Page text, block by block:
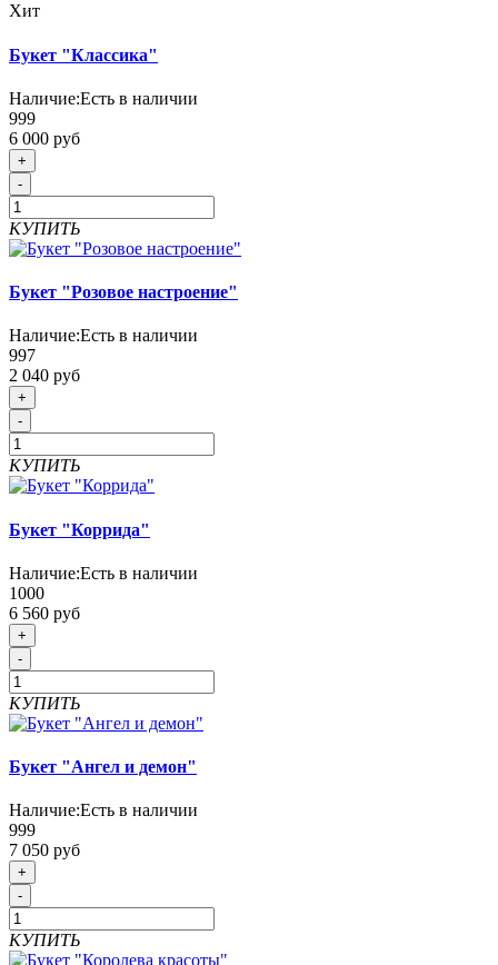
Хит
Букет "Классика"
Наличие:Есть в наличии
999
6 000 руб
+
-
КУПИТЬ
Букет "Розовое настроение"
Наличие:Есть в наличии
997
2 040 руб
+
-
КУПИТЬ
Букет "Коррида"
Наличие:Есть в наличии
1000
6 560 руб
+
-
КУПИТЬ
Букет "Ангел и демон"
Наличие:Есть в наличии
999
7 050 руб
+
-
КУПИТЬ